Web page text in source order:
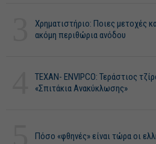
Χρηματιστήριο: Ποιες μετοχές
ακόμη περιθώρια ανόδου
ΤΕΧΑΝ- ENVIPCO: Τεράστιος
«Σπιτάκια Ανακύκλωσης»
Πόσο «φθηνές» είναι τώρα οι